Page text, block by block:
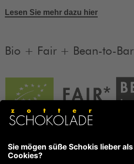
Lesen Sie mehr dazu hier
Bio + Fair + Bean-to-Bar
Informationen